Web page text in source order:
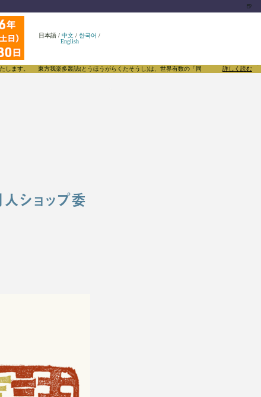
🍺
日本語 /中文 /한국어 /
English
方我楽多叢誌(とうほうがらくたそうし)は、世界有数の「同人」たちがあふれる東方Projectに
詳しく読む
ショップ委